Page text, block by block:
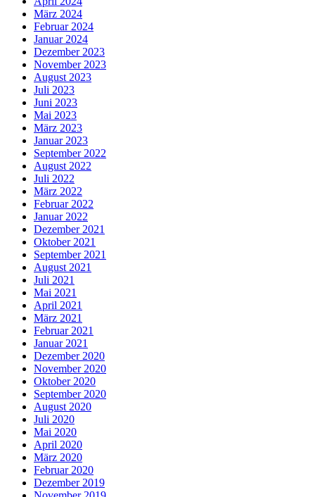
März 2024
Februar 2024
Januar 2024
Dezember 2023
November 2023
August 2023
Juli 2023
Juni 2023
Mai 2023
März 2023
Januar 2023
September 2022
August 2022
Juli 2022
März 2022
Februar 2022
Januar 2022
Dezember 2021
Oktober 2021
September 2021
August 2021
Juli 2021
Mai 2021
April 2021
März 2021
Februar 2021
Januar 2021
Dezember 2020
November 2020
Oktober 2020
September 2020
August 2020
Juli 2020
Mai 2020
April 2020
März 2020
Februar 2020
Dezember 2019